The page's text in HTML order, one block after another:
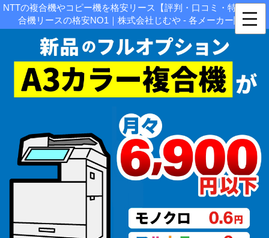
NTTの複合機やコピー機を格安リース【評判・口コミ・特徴】|複
合機リースの格安NO1｜株式会社じむや - 各メーカー関連